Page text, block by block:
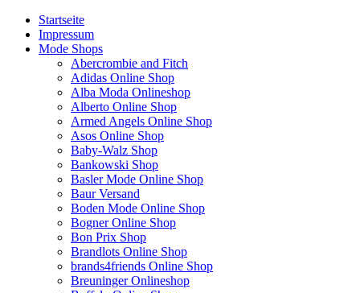
Startseite
Impressum
Mode Shops
Abercrombie and Fitch
Adidas Online Shop
Alba Moda Onlineshop
Alberto Online Shop
Armed Angels Online Shop
Asos Online Shop
Baby-Walz Shop
Bankowski Shop
Basler Mode Online Shop
Baur Versand
Boden Mode Online Shop
Bogner Online Shop
Bon Prix Shop
Brandlots Online Shop
brands4friends Online Shop
Breuninger Onlineshop